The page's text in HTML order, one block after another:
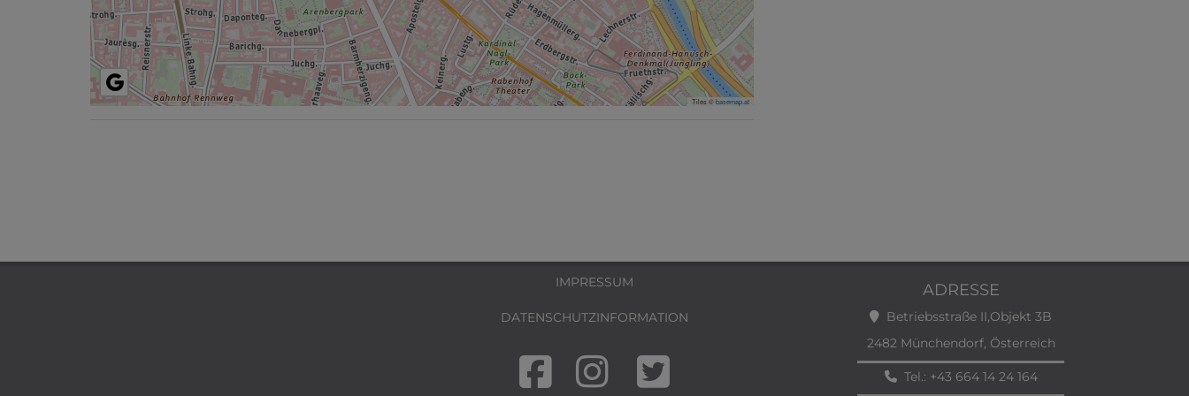
Tiles ©basemap.at
IMPRESSUM
DATENSCHUTZINFORMATION
ADRESSE
Betriebsstraße II,Objekt 3B
2482 Münchendorf, Österreich
Tel.: +43 664 14 24 164